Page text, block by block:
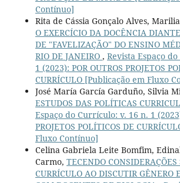
Contínuo]
Rita de Cássia Gonçalo Alves,
O EXERCÍCIO DA DOCÊNCIA
DE "FAVELIZAÇÃO" DO ENSINO
RIO DE JANEIRO , Revista Espaço
1 (2023): POR OUTROS PROJETOS
CURRÍCULO [Publicação em Fluxo
José María García Garduño, Silvia
ESTUDOS DAS POLÍTICAS
Espaço do Currículo: v. 16 n. 1
PROJETOS POLÍTICOS DE
Fluxo Contínuo]
Celina Gabriela Leite Bomfim,
Carmo, TECENDO CONSIDERAÇÕES
CURRÍCULO AO DISCUTIR GÊNERO